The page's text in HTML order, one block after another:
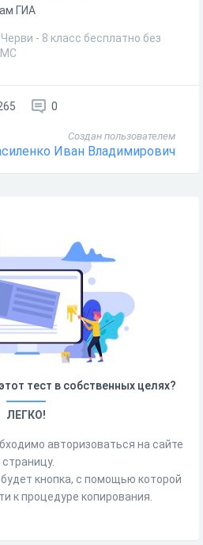
ГИА
- 8 класс бесплатно без
0
Создан пользователем
Иван Владимирович
тест в собственных целях?
ЛЕГКО!
авторизоваться на сайте
кнопка, с помощью которой
к процедуре копирования.